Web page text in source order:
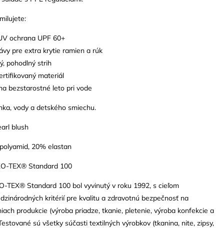
ochrana UPF 60+
pre extra krytie ramien a rúk
pohodlný strih
materiál
bezstarostné leto pri vode
vody a detského smiechu.
blush
20% elastan
TEX® Standard 100
TEX® Standard 100 bol vyvinutý v roku 1992, s cieľom
kritérií pre kvalitu a zdravotnú bezpečnosť na
produkcie (výroba priadze, tkanie, pletenie, výroba konfekcie a
sú všetky súčasti textilných výrobkov (tkanina, nite, zipsy,